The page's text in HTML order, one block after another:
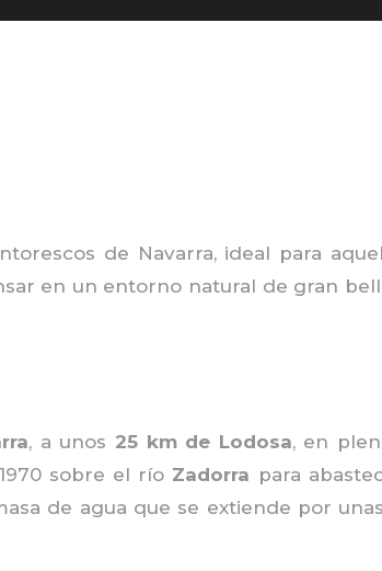
de Navarra, ideal para
en un entorno natural de gran
, a unos 25 km de Lodosa, en
sobre el río Zadorra para
de agua que se extiende por